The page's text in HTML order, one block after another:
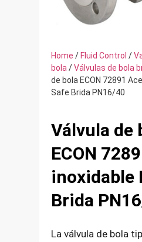
Home /Fluid Control /
bola /Válvulas de bola
de bola ECON 72891
Safe Brida PN16/40
Válvula de
ECON
inoxidable
Brida
La válvula de bola